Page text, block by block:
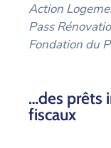
Action
Pass
Fondation du
…des prêts
fiscaux